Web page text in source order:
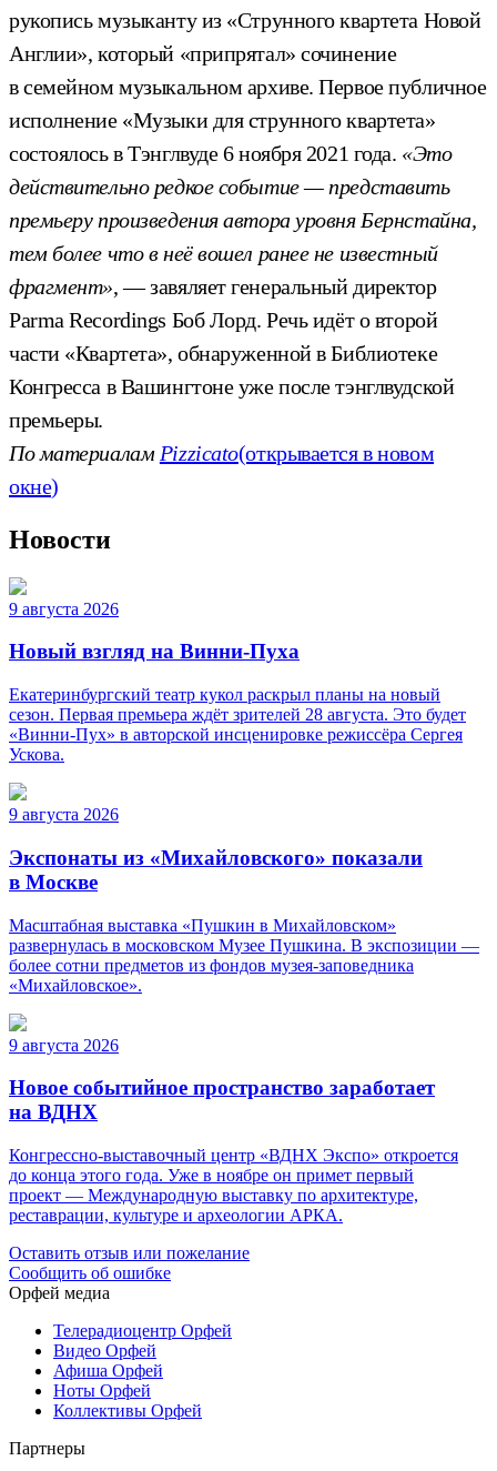
рукопись музыканту из «Струнного квартета Новой
Англии», который «припрятал» сочинение
в семейном музыкальном архиве. Первое публичное
исполнение «Музыки для струнного квартета»
состоялось в Тэнглвуде 6 ноября 2021 года. «Это
действительно редкое событие — представить
премьеру произведения автора уровня Бернстайна,
тем более что в неё вошел ранее не известный
фрагмент», — завяляет генеральный директор
Parma Recordings Боб Лорд. Речь идёт о второй
части «Квартета», обнаруженной в Библиотеке
Конгресса в Вашингтоне уже после тэнглвудской
премьеры.
По материалам Pizzicato(открывается в новом
окне)
Новости
9 августа 2026
Новый взгляд на Винни-Пуха
Екатеринбургский театр кукол раскрыл планы на новый
сезон. Первая премьера ждёт зрителей 28 августа. Это будет
«Винни-Пух» в авторской инсценировке режиссёра Сергея
Ускова.
9 августа 2026
Экспонаты из «Михайловского» показали
в Москве
Масштабная выставка «Пушкин в Михайловском»
развернулась в московском Музее Пушкина. В экспозиции —
более сотни предметов из фондов музея-заповедника
«Михайловское».
9 августа 2026
Новое событийное пространство заработает
на ВДНХ
Конгрессно-выставочный центр «ВДНХ Экспо» откроется
до конца этого года. Уже в ноябре он примет первый
проект — Международную выставку по архитектуре,
реставрации, культуре и археологии АРКА.
Оставить отзыв или пожелание
Сообщить об ошибке
Орфей медиа
Телерадиоцентр Орфей
Видео Орфей
Афиша Орфей
Ноты Орфей
Коллективы Орфей
Партнеры